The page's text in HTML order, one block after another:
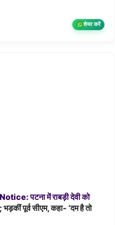
शेयर करें
Notice: पटनामेंराबड़ीदेवीको
पूर्व सीएम, कहा- ‘दम है तो